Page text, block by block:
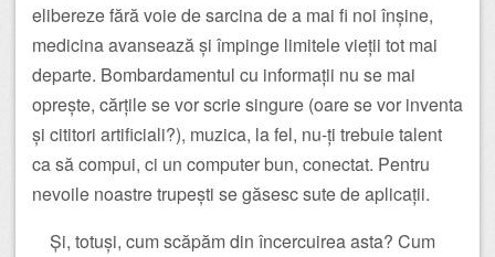
elibereze fără voie de sarcina de a mai fi noi înșine,
medicina avansează și împinge limitele vieții tot mai
departe. Bombardamentul cu informații nu se mai
oprește, cărțile se vor scrie singure (oare se vor inventa
și cititori artificiali?), muzica, la fel, nu-ți trebuie talent
ca să compui, ci un computer bun, conectat. Pentru
nevoile noastre trupești se găsesc sute de aplicații.
Și, totuși, cum scăpăm din încercuirea asta? Cum